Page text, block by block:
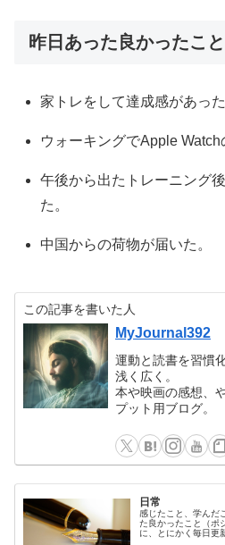
昨日あった良かったこと
家トレをして達成感があった
ウォーキングでApple Watch
午後から出たトレーニング
た。
中国からの荷物が届いた。
この記事を書いた人
MyJournal392
運動と読書を習慣
浅く広く。
本や映画の感想、
プット用ブログ。
日常
感じたこと、学んだ
た良かったこと（ポ
に、とにかく毎日更